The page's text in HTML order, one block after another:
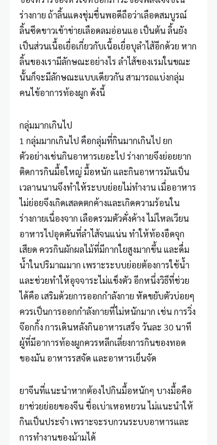
ร่างกาย ถ้าลิ้นแดงชุ่มชื่นพอดีถือว่าเลือดสมบูรณ์
ลิ้นซีดขาวเข้าข่ายเลือดลมอ่อนแอ เป็นต้น ลิ้นยัง
เป็นส่วนเนื้อเยื่อเกี่ยวกับเนื้อเยื่อบุลำไส้อีกด้วย หาก
ลิ้นของเรามีลักษณะอย่างไร ลำไส้ของเรมในขณะ
นั้นก็จะมีลักษณะแบบเดียวกัน สามารถแบ่งกลุ่ม
คนไข้อาการท้องผูก ดังนี้
กลุ่มมากเกินไป
1 กลุ่มมากเกินไป คือกลุ่มที่กินมากเกินไป ยก
ตัวอย่างเช่นกินอาหารเยอะไป ร่างกายจึงย่อยยาก
ติดการกินมื้อใหญ่ มื้อหนัก และกินอาหารมันเป็น
เวลานนานจึงทำให้ระบบย่อยไม่ทำงาน เมื่ออาหาร
ไม่ย่อยจึงเกิดเสลดตกค้างและเกิดความร้อนใน
ร่างกายเนื่องจาก เลือดรวมตัวคั่งค้าง ไม่ไหลเวียน
อาหารไปอุดตันที่ลำไส้จนแน่น ทำให้ท้องอืดจุก
เสียด ควรกินผักผลไม้ที่มีกากใยสูงมากขึ้น และดื่ม
น้ำในปริมาณมาก เพราะระบบย่อยต้องการใช้น้ำ
และช่วยทำให้อุจจาระไม่แข็งตัว อีกหนึ่งวิธีที่ช่วย
ได้คือ เสริมด้วยการออกกำลังกาย หัดขยับตัวบ่อยๆ
ควรเป็นการออกกำลังกายที่ไม่หนักมาก เช่น การวิ่ง
จ๊อกกิ้ง การเดินหลังกินอาหารเสร็จ วันละ 30 นาที
ผู้ที่มีอาการท้องผูกควรหลีกเลี่ยงการกินของทอด
ของมัน อาหารรสจัด และอาหารเย็นจัด
ยาจีนที่แนะนำหากต้องไปกินมื้อหนักๆ บางมื้อคือ
ยาช่วยย่อยของจีน ชื่อเบ่าเหอหยวน ไม่แนะนำให้
กินเป็นประจำ เพราะจะรบกวนระบบอาหารและ
การทำงานของม้ามได้